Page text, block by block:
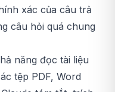
xác của câu trả
câu hỏi quá chung
năng đọc tài liệu
tệp PDF, Word